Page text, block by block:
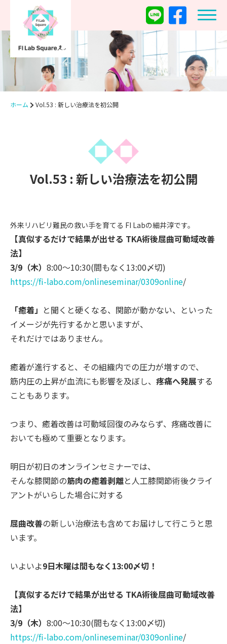
ホーム Vol.53 : 新しい治療法を初公開
Vol.53 : 新しい治療法を初公開
外来リハビリ難民の救い手を育てる FI Labの細井淳です。
【真似するだけで結果が出せる TKA術後屈曲可動域改善
法】
3/9（木） 8:00～10:30(間もなく13:00〆切)
https://fi-labo.com/onlineseminar/0309online/
「癒着」 と聞くと硬くなる、関節が動かない、といった
イメージが先行するかと思いますが、
それだけではありません。
癒着が進行すると、その組織内での圧力が増すので、
筋内圧の上昇が血流にも影響を及ぼし、 疼痛へ発展する
こともあり ます。
つまり、癒着改善は可動域回復のみならず、疼痛改善に
おいても極めて重要となります。
明日が初日のオンラインセミナーでは、
そんな膝関節の筋肉の癒着剥離と人工膝関節術後クライ
アントがいらした場合に対する
屈曲改善の新しい治療法も含めてお届けして行こうと思
います。
いよいよ9日木曜は間もなく13:00〆切！
【真似するだけで結果が出せる TKA術後屈曲可動域改善
法】
3/9（木） 8:00～10:30(間もなく13:00〆切)
https://fi-labo.com/onlineseminar/0309online/